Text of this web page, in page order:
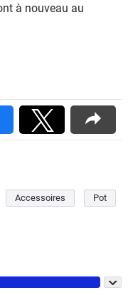
à nouveau au
Accessoires
Pot